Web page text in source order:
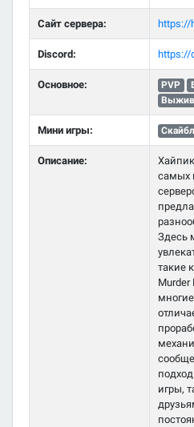
Сайт сервера: https://
Discord: https://
Основное: PVP
Мини игры:
Описание:
самых
Здесь
такие
Murder
игры,